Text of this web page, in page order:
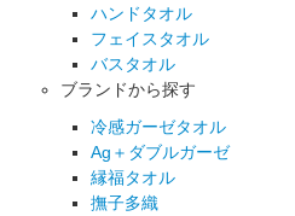
ハンドタオル
フェイスタオル
バスタオル
ブランドから探す
冷感ガーゼタオル
Ag＋ダブルガーゼ
縁福タオル
撫子多織